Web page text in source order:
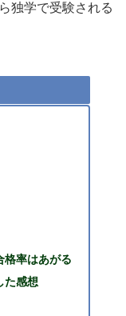
独学で受験される
格率はあがる
た感想